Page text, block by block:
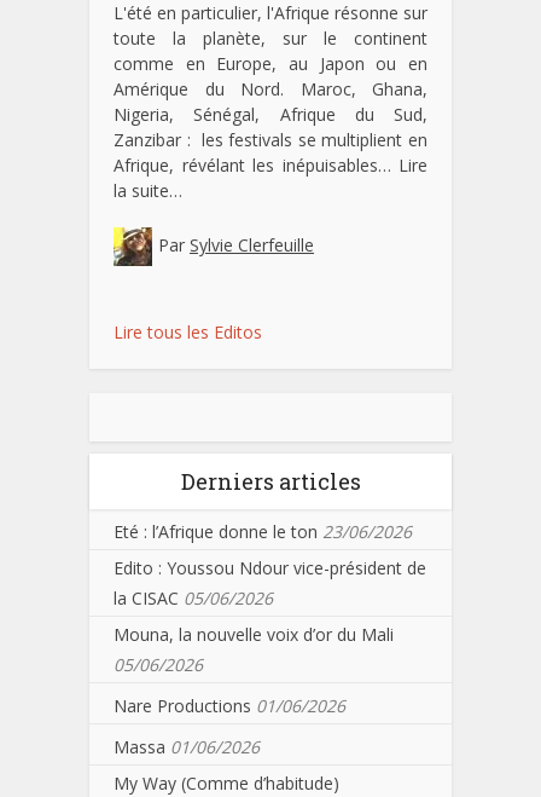
L'été en particulier, l'Afrique résonne sur
toute la planète, sur le continent
comme en Europe, au Japon ou en
Amérique du Nord. Maroc, Ghana,
Nigeria, Sénégal, Afrique du Sud,
Zanzibar : les festivals se multiplient en
Afrique, révélant les inépuisables… Lire
la suite…
Par Sylvie Clerfeuille
Lire tous les Editos
Derniers articles
Eté : l’Afrique donne le ton 23/06/2026
Edito : Youssou Ndour vice-président de
la CISAC 05/06/2026
Mouna, la nouvelle voix d’or du Mali
05/06/2026
Nare Productions 01/06/2026
Massa 01/06/2026
My Way (Comme d’habitude)